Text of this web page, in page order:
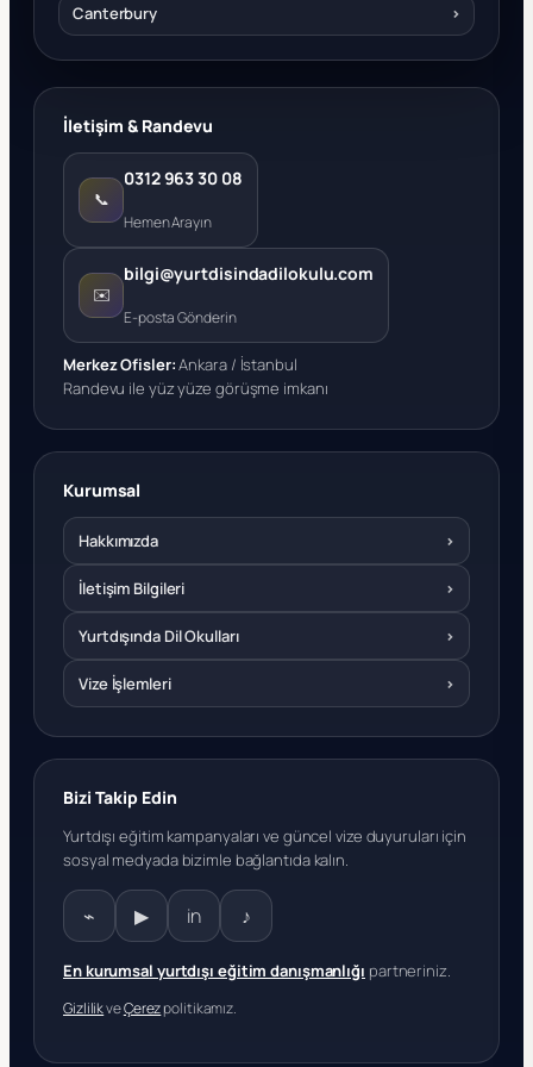
Canterbury ›
İletişim & Randevu
📞
0312 963 30 08
Hemen Arayın
✉️
bilgi@yurtdisindadilokulu.com
E-posta Gönderin
Merkez Ofisler:Ankara / İstanbul
Randevu ile yüz yüze görüşme imkanı
Kurumsal
Hakkımızda ›
İletişim Bilgileri ›
Yurtdışında Dil Okulları ›
Vize İşlemleri ›
Bizi Takip Edin
Yurtdışı eğitim kampanyaları ve güncel vize duyuruları için
sosyal medyada bizimle bağlantıda kalın.
⌁ ▶ in ♪
En kurumsal yurtdışı eğitim danışmanlığı partneriniz.
GizlilikveÇerezpolitikamız.